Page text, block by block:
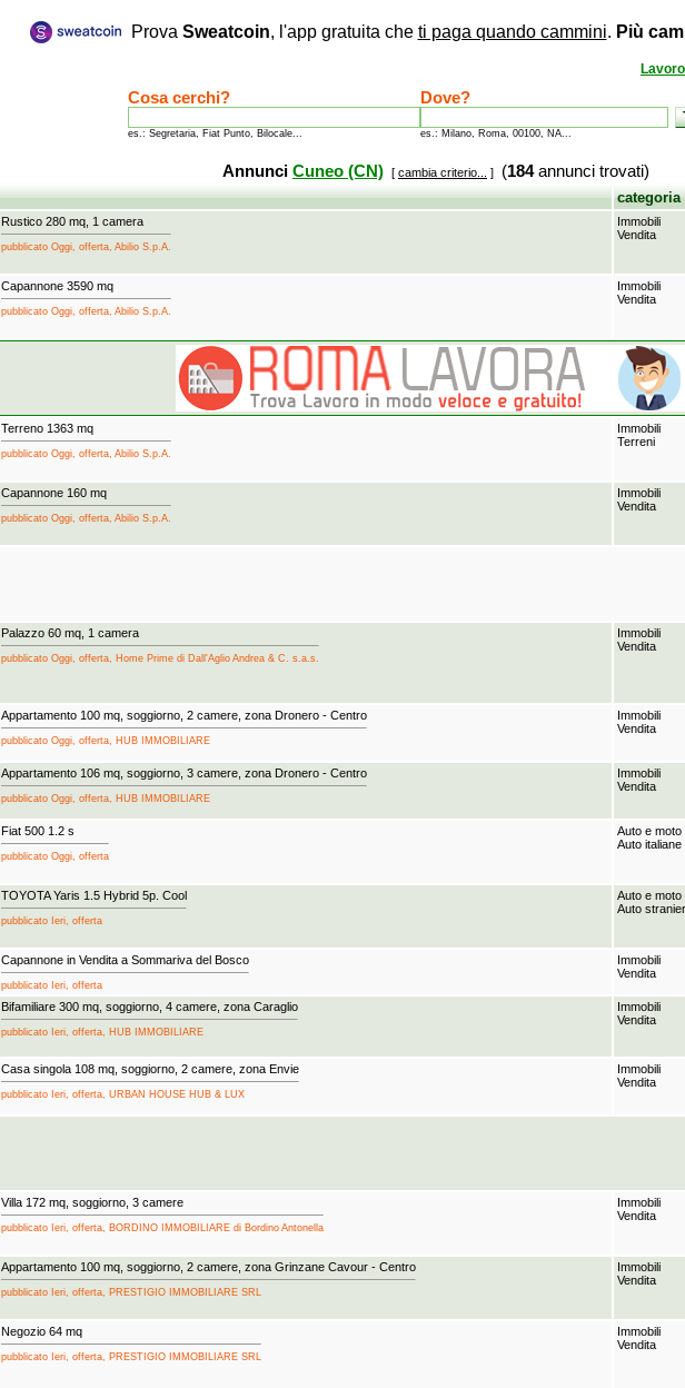
Prova Sweatcoin, l'app gratuita che ti paga quando cammini. Più
Lavoro
Cosa cerchi?
es.: Segretaria, Fiat Punto, Bilocale...
Dove?
es.: Milano, Roma, 00100, NA...
Annunci Cuneo (CN) [ cambia criterio... ] (184annunci trovati)
categoria
Rustico 280 mq, 1 camera
pubblicato Oggi, offerta, Abilio S.p.A.
Immobili
Vendita
Capannone 3590 mq
pubblicato Oggi, offerta, Abilio S.p.A.
Immobili
Vendita
Terreno 1363 mq
pubblicato Oggi, offerta, Abilio S.p.A.
Immobili
Terreni
Capannone 160 mq
pubblicato Oggi, offerta, Abilio S.p.A.
Immobili
Vendita
Palazzo 60 mq, 1 camera
pubblicato Oggi, offerta, Home Prime di Dall'Aglio Andrea & C. s.a.s.
Immobili
Vendita
Appartamento 100 mq, soggiorno, 2 camere, zona Dronero - Centro
pubblicato Oggi, offerta, HUB IMMOBILIARE
Immobili
Vendita
Appartamento 106 mq, soggiorno, 3 camere, zona Dronero - Centro
pubblicato Oggi, offerta, HUB IMMOBILIARE
Immobili
Vendita
Fiat 500 1.2 s
pubblicato Oggi, offerta
Auto e moto
Auto italiane
TOYOTA Yaris 1.5 Hybrid 5p. Cool
pubblicato Ieri, offerta
Auto e moto
Auto
Capannone in Vendita a Sommariva del Bosco
pubblicato Ieri, offerta
Immobili
Vendita
Bifamiliare 300 mq, soggiorno, 4 camere, zona Caraglio
pubblicato Ieri, offerta, HUB IMMOBILIARE
Immobili
Vendita
Casa singola 108 mq, soggiorno, 2 camere, zona Envie
pubblicato Ieri, offerta, URBAN HOUSE HUB & LUX
Immobili
Vendita
Villa 172 mq, soggiorno, 3 camere
pubblicato Ieri, offerta, BORDINO IMMOBILIARE di Bordino Antonella
Immobili
Vendita
Appartamento 100 mq, soggiorno, 2 camere, zona Grinzane Cavour - Centro
pubblicato Ieri, offerta, PRESTIGIO IMMOBILIARE SRL
Immobili
Vendita
Negozio 64 mq
pubblicato Ieri, offerta, PRESTIGIO IMMOBILIARE SRL
Immobili
Vendita